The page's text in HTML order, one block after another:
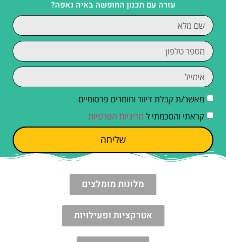
עזרה עם תכנון החופשה באיה נאפה?
מאשר/ת קבלת דיוור וחומרים פרסומיים
קראתי והסכמתי ל מדיניות הפרטיות
שליחה
מלונות מומלצים
אטרקציות ופעילויות